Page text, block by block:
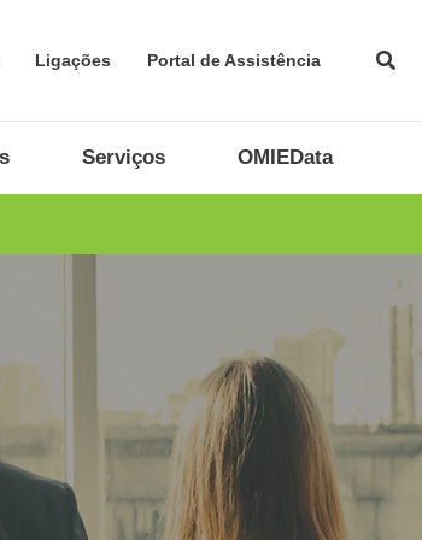
Ligações Portal de Assistência
Serviços OMIEData